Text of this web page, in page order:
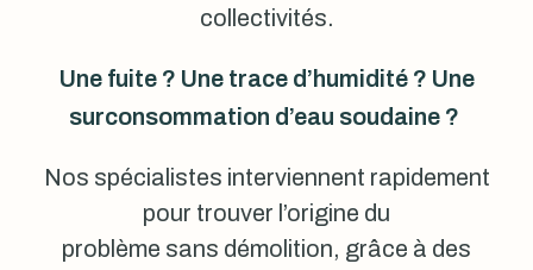
collectivités.
Une fuite ? Une trace d’humidité ? Une
surconsommation d’eau soudaine ?
Nos spécialistes interviennent rapidement
pour trouver l’origine du
problème sans démolition, grâce à des